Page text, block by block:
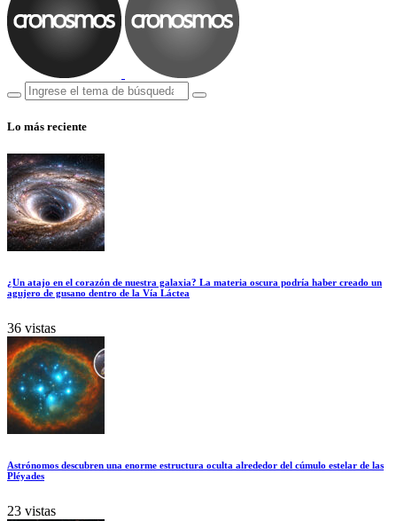
Lo más reciente
¿Un atajo en el corazón de nuestra galaxia? La materia oscura podría haber creado un
agujero de gusano dentro de la Vía Láctea
36 vistas
Astrónomos descubren una enorme estructura oculta alrededor del cúmulo estelar de las
Pléyades
23 vistas